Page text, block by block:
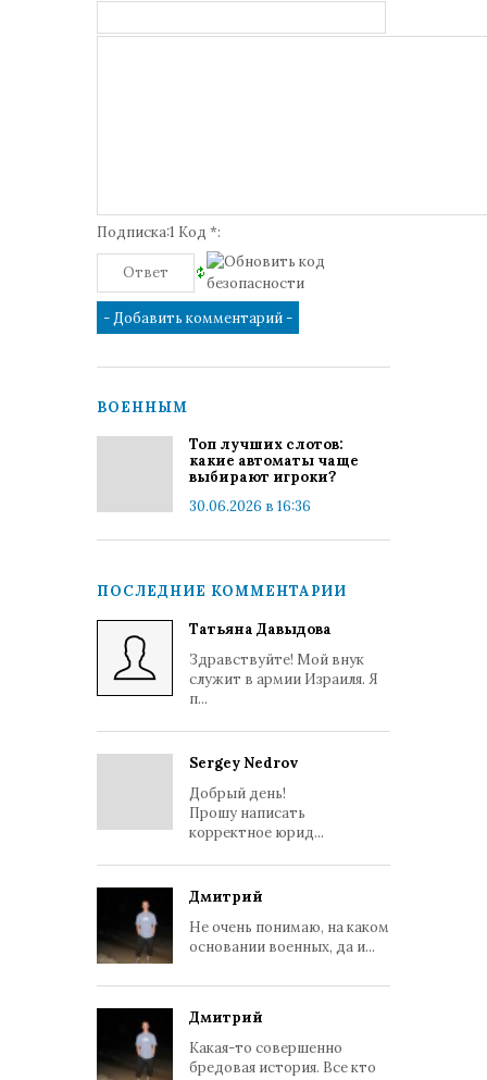
Подписка:1 Код *:
ВОЕННЫМ
Топ лучших слотов:
какие автоматы чаще
выбирают игроки?
30.06.2026 в 16:36
ПОСЛЕДНИЕ КОММЕНТАРИИ
Татьяна Давыдова
Здравствуйте! Мой внук
служит в армии Израиля. Я
п...
Sergey Nedrov
Добрый день!
Прошу написать
корректное юрид...
Дмитрий
Не очень понимаю, на каком
основании военных, да и...
Дмитрий
Какая-то совершенно
бредовая история. Все кто